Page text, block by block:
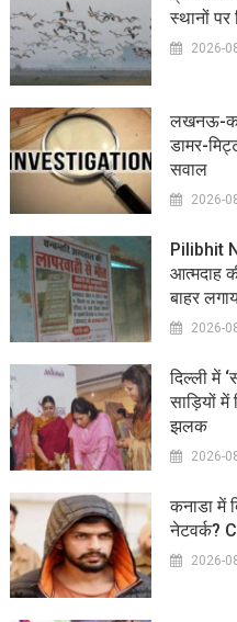
स्थानों
2026-
लखनऊ-
डामर-
सवाल
2026-
Pilibhit
आत्मदाह
बाहर
2026-
दिल्ली में
साड़ियों
झलक
2026-
कनाडा में
नेटवर्क?
2026-